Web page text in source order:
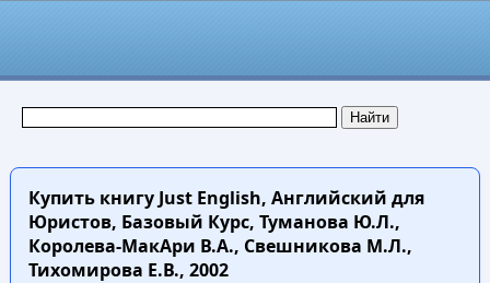
Купить книгуJust English, Английский для
Юристов, Базовый Курс, Туманова Ю.Л.,
Королева-МакАри В.А., Свешникова М.Л.,
Тихомирова Е.В., 2002